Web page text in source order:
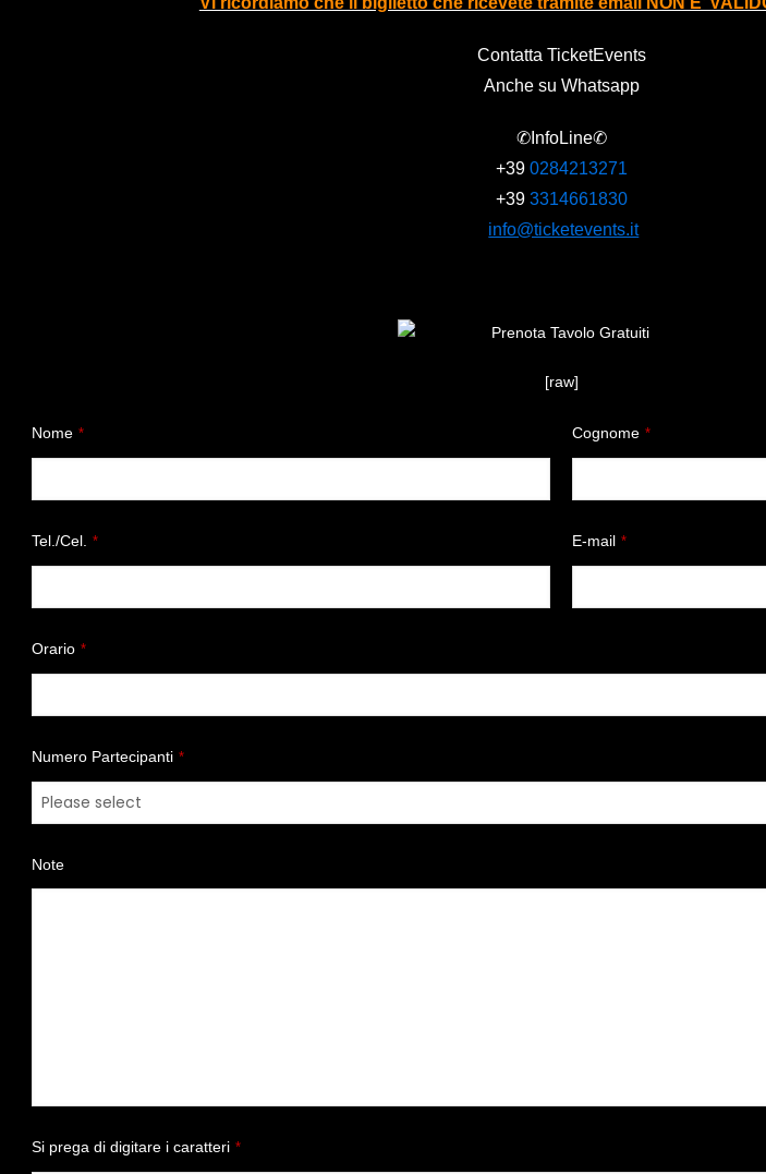
Contatta TicketEvents
Anche su Whatsapp
✆InfoLine✆
+39 0284213271
+39 3314661830
info@ticketevents.it
[raw]
Nome * Cognome *
Tel./Cel. * E-mail *
Orario *
Numero Partecipanti *
Note
Si prega di digitare i caratteri *